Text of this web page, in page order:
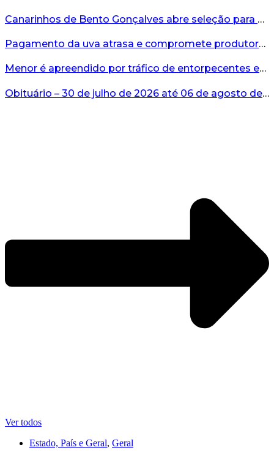
Canarinhos de Bento Gonçalves abre seleção para novos integrantes...
Pagamento da uva atrasa e compromete produtores...
Menor é apreendido por tráfico de entorpecentes em Veranópolis...
Obituário – 30 de julho de 2026 até 06 de agosto de 2026...
Ver todos
Estado, País e Geral, Geral